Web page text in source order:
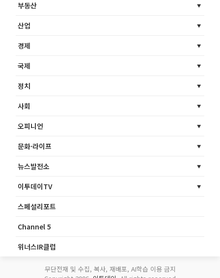
부동산
산업
경제
국제
정치
사회
오피니언
문화·라이프
뉴스발전소
이투데이TV
스페셜리포트
Channel 5
위너스IR클럽
무단전재 및 수집, 복사, 재배포, AI학습 이용 금지